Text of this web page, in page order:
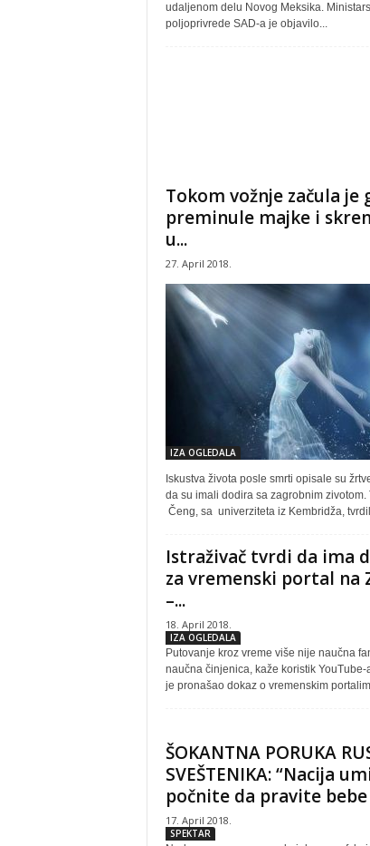
udaljenom delu Novog Meksika.
poljoprivrede SAD-a je objavilo...
Tokom vožnje začula je
preminule majke i
u...
27. April 2018.
IZA OGLEDALA
Iskustva života posle smrti opisale su
da su imali dodira sa zagrobnim zivotom.
Čeng, sa univerziteta iz Kembridža,
Istraživač tvrdi da ima
za vremenski portal na
–...
18. April 2018.
IZA OGLEDALA
Putovanje kroz vreme više nije naučna
naučna činjenica, kaže koristik YouTube-
je pronašao dokaz o vremenskim
ŠOKANTNA PORUKA
SVEŠTENIKA: “Nacija
počnite da pravite bebe
17. April 2018.
SPEKTAR